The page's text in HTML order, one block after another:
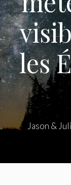
les
Jason &